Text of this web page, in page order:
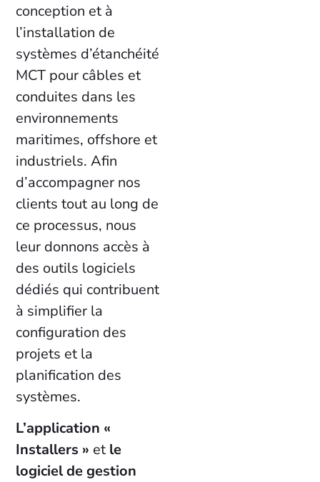
conception et à
l’installation de
systèmes d’étanchéité
MCT pour câbles et
conduites dans les
environnements
maritimes, offshore et
industriels. Afin
d’accompagner nos
clients tout au long de
ce processus, nous
leur donnons accès à
des outils logiciels
dédiés qui contribuent
à simplifier la
configuration des
projets et la
planification des
systèmes.
L’application «
Installers » et le
logiciel de gestion